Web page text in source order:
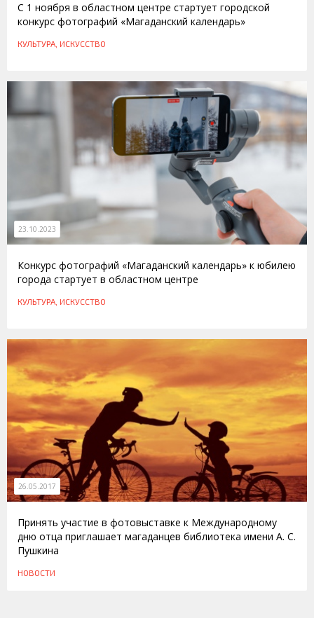
С 1 ноября в областном центре стартует городской
конкурс фотографий «Магаданский календарь»
КУЛЬТУРА, ИСКУССТВО
23.10.2023
Конкурс фотографий «Магаданский календарь» к юбилею
города стартует в областном центре
КУЛЬТУРА, ИСКУССТВО
26.05.2017
Принять участие в фотовыставке к Международному
дню отца приглашает магаданцев библиотека имени А. С.
Пушкина
НОВОСТИ